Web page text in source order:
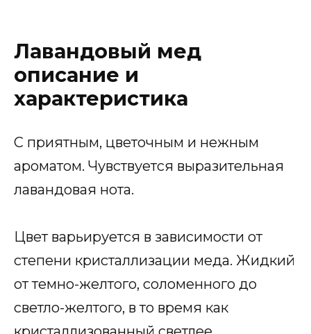
Лавандовый мед
описание и
характеристика
С приятным, цветочным и нежным
ароматом. Чувствуется выразительная
лавандовая нота.
Цвет варьируется в зависимости от
степени кристаллизации меда. Жидкий
от темно-желтого, соломенного до
светло-желтого, в то время как